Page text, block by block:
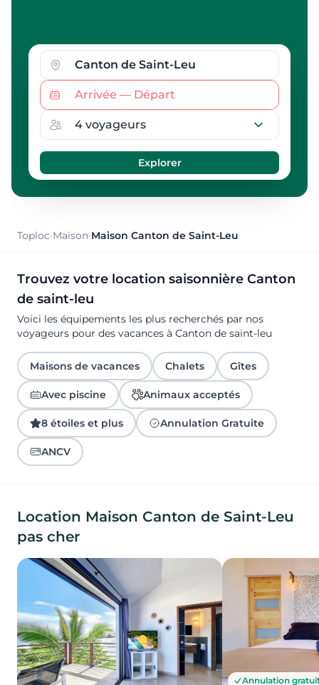
Toploc·Maison·Maison Canton de Saint-Leu
Trouvez votre location saisonnière Canton
de saint-leu
Voici les équipements les plus recherchés par nos
voyageurs pour des vacances à Canton de saint-leu
Maisons de vacances Chalets Gîtes
Avec piscine Animaux acceptés
8 étoiles et plus Annulation Gratuite
ANCV
Location Maison Canton de Saint-Leu
pas cher
Annulation